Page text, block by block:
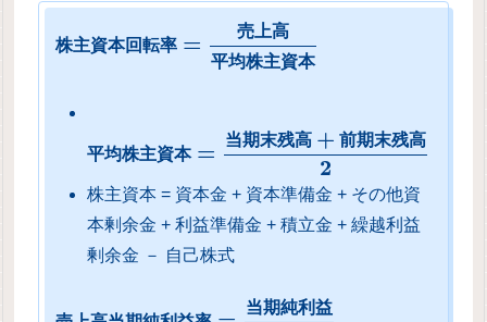
株主資本回転率 = 売上高
平均株主資本
平均株主資本 = 当期末残高 + 前期末残高
2
株主資本 = 資本金 + 資本準備金 + その他資
本剰余金 + 利益準備金 + 積立金 + 繰越利益
剰余金 － 自己株式
当期純利益